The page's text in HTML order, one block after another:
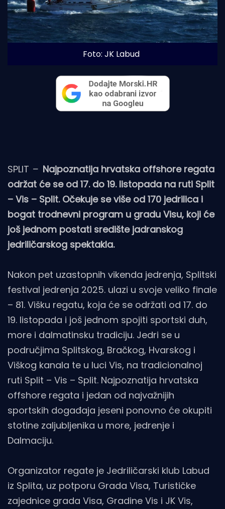
Foto: JK Labud
SPLIT – Najpoznatija hrvatska offshore regata
održat će se od 17. do 19. listopada na ruti Split
– Vis – Split. Očekuje se više od 170 jedrilica i
bogat trodnevni program u gradu Visu, koji će
još jednom postati središte jadranskog
jedriličarskog spektakla.
Nakon pet uzastopnih vikenda jedrenja, Splitski
festival jedrenja 2025. ulazi u svoje veliko finale
– 81. Višku regatu, koja će se održati od 17. do
19. listopada i još jednom spojiti sportski duh,
more i dalmatinsku tradiciju. Jedri se u
područjima Splitskog, Bračkog, Hvarskog i
Viškog kanala te u luci Vis, na tradicionalnoj
ruti Split – Vis – Split. Najpoznatija hrvatska
offshore regata i jedan od najvažnijih
sportskih događaja jeseni ponovno će okupiti
stotine zaljubljenika u more, jedrenje i
Dalmaciju.
Organizator regate je Jedriličarski klub Labud
iz Splita, uz potporu Grada Visa, Turističke
zajednice grada Visa, Gradine Vis i JK Vis,